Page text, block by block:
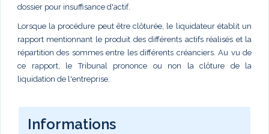
dossier pour insuffisance d'actif.
Lorsque la procédure peut être clôturée, le liquidateur établit un
rapport mentionnant le produit des différents actifs réalisés et la
répartition des sommes entre les différents créanciers. Au vu de
ce rapport, le Tribunal prononce ou non la clôture de la
liquidation de l'entreprise.
Informations